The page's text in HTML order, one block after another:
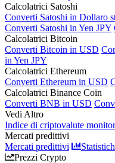
Calcolatrici Satoshi
Converti Satoshi in Dollaro
Converti Satoshi in Yen JPY
Calcolatrici Bitcoin
Converti Bitcoin in USD
in Yen JPY
Calcolatrici Ethereum
Converti Ethereum in USD
Calcolatrici Binance Coin
Converti BNB in USD
Vedi Altro
Indice di criptovalute
Mercati predittivi
Mercati predittivi
Prezzi Crypto